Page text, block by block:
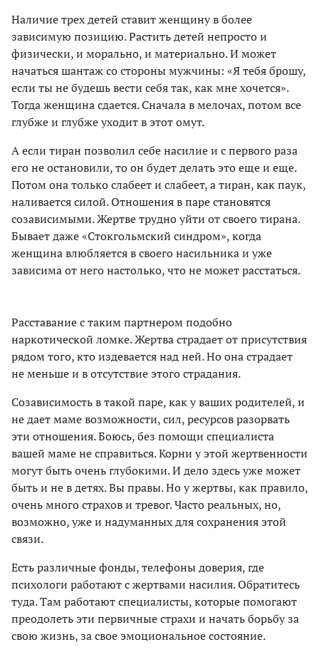
Наличие трех детей ставит женщину в более
зависимую позицию. Растить детей непросто и
физически, и морально, и материально. И может
начаться шантаж со стороны мужчины: «Я тебя брошу,
если ты не будешь вести себя так, как мне хочется».
Тогда женщина сдается. Сначала в мелочах, потом все
глубже и глубже уходит в этот омут.
А если тиран позволил себе насилие и с первого раза
его не остановили, то он будет делать это еще и еще.
Потом она только слабеет и слабеет, а тиран, как паук,
наливается силой. Отношения в паре становятся
созависимыми. Жертве трудно уйти от своего тирана.
Бывает даже «Стокгольмский синдром», когда
женщина влюбляется в своего насильника и уже
зависима от него настолько, что не может расстаться.
Расставание с таким партнером подобно
наркотической ломке. Жертва страдает от присутствия
рядом того, кто издевается над ней. Но она страдает
не меньше и в отсутствие этого страдания.
Созависимость в такой паре, как у ваших родителей, и
не дает маме возможности, сил, ресурсов разорвать
эти отношения. Боюсь, без помощи специалиста
вашей маме не справиться. Корни у этой жертвенности
могут быть очень глубокими. И дело здесь уже может
быть и не в детях. Вы правы. Но у жертвы, как правило,
очень много страхов и тревог. Часто реальных, но,
возможно, уже и надуманных для сохранения этой
связи.
Есть различные фонды, телефоны доверия, где
психологи работают с жертвами насилия. Обратитесь
туда. Там работают специалисты, которые помогают
преодолеть эти первичные страхи и начать борьбу за
свою жизнь, за свое эмоциональное состояние.